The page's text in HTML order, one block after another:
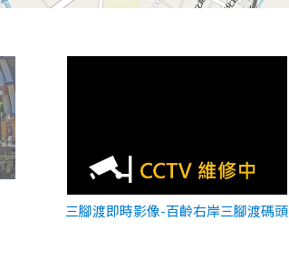
三腳渡即時影像-百齡右岸三腳渡碼頭